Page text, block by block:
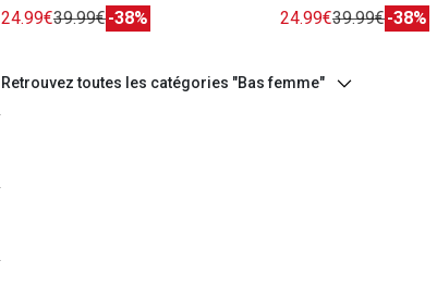
24.99€39.99€-38%
24.99€39.99€-38%
Retrouvez toutes les catégories "Bas femme"